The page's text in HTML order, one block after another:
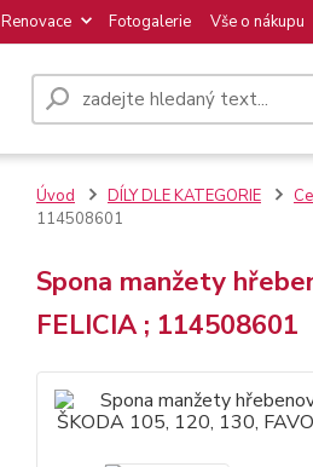
Renovace Fotogalerie Vše o nákupu
Úvod DÍLY DLE KATEGORIE
114508601
Spona manžety
FELICIA ; 114508601